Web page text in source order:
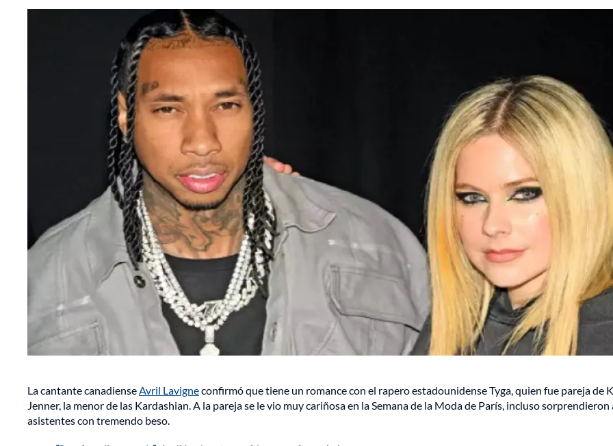
La cantante canadienseAvril Lavigneconfirmó que tiene un romance con el rapero estadounidense Tyga, quien fue pareja de
Jenner, la menor de las Kardashian. A la pareja se le vio muy cariñosa en la Semana de la Moda de París, incluso sorprendieron
asistentes con tremendo beso.